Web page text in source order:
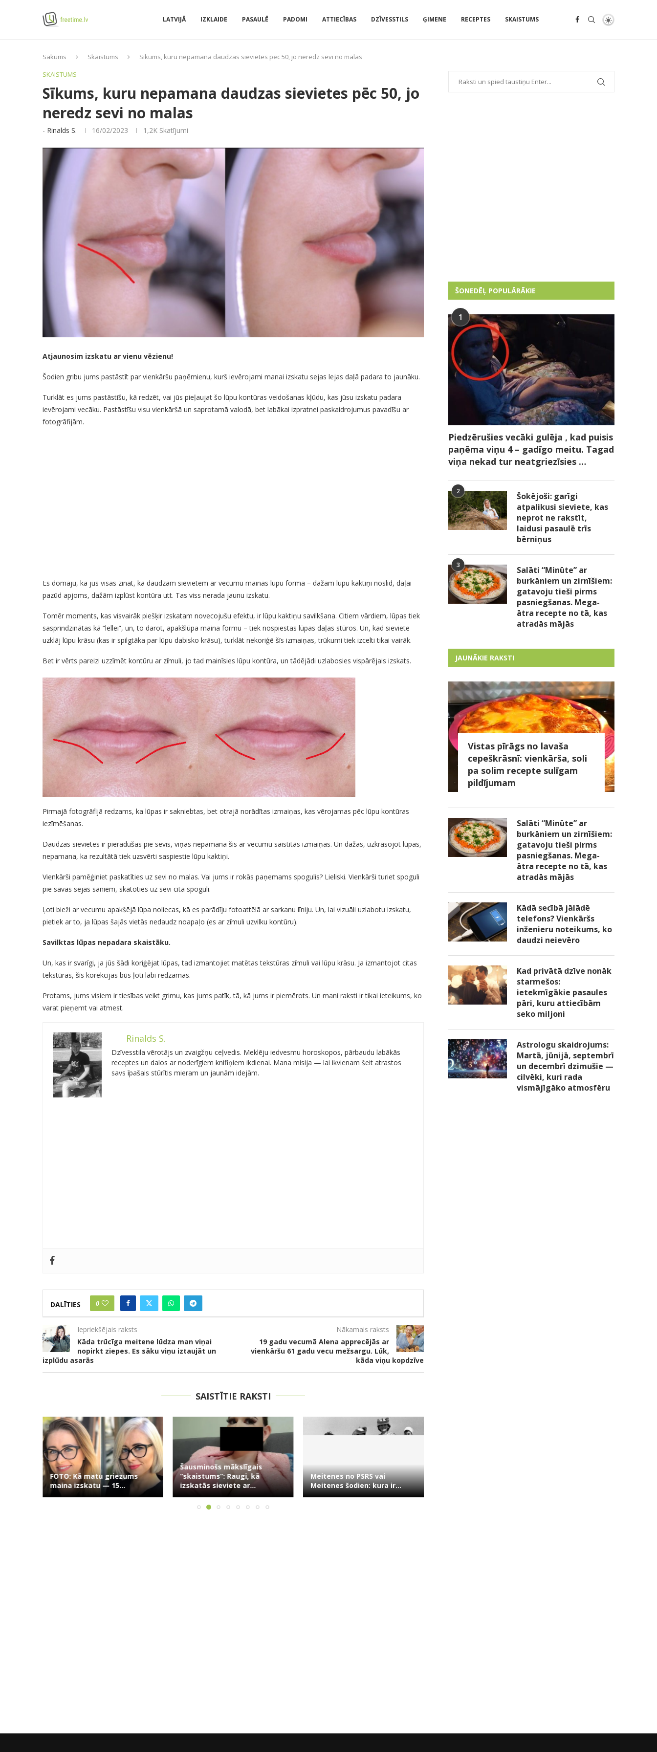
LATVIJĀ IZKLAIDE PASAULĒ PADOMI ATTIECĪBAS DZĪVESSTILS ĢIMENE RECEPTES SKAISTUMS
Sākums Skaistums
Sīkums, kuru nepamana daudzas sievietes pēc 50, jo neredz sevi no malas
SKAISTUMS
Sīkums, kuru nepamana daudzas sievietes pēc 50, jo
neredz sevi no malas
- Rinalds S. 16/02/2023 1,2K Skatījumi
Atjaunosim izskatu ar vienu vēzienu!
Šodien gribu jums pastāstīt par vienkāršu paņēmienu, kurš ievērojami manai izskatu sejas lejas daļā padara to jaunāku.
Turklāt es jums pastāstīšu, kā redzēt, vai jūs pieļaujat šo lūpu kontūras veidošanas kļūdu, kas jūsu izskatu padara
ievērojami vecāku. Pastāstīšu visu vienkāršā un saprotamā valodā, bet labākai izpratnei paskaidrojumus pavadīšu ar
fotogrāfijām.
Es domāju, ka jūs visas zināt, ka daudzām sievietēm ar vecumu mainās lūpu forma – dažām lūpu kaktiņi noslīd, daļai
pazūd apjoms, dažām izplūst kontūra utt. Tas viss nerada jaunu izskatu.
Tomēr moments, kas visvairāk piešķir izskatam novecojušu efektu, ir lūpu kaktiņu savilkšana. Citiem vārdiem, lūpas tiek
sasprindzinātas kā “lellei”, un, to darot, apakšlūpa maina formu – tiek nospiestas lūpas daļas stūros. Un, kad sieviete
uzklāj lūpu krāsu (kas ir spilgtāka par lūpu dabisko krāsu), turklāt nekoriģē šīs izmaiņas, trūkumi tiek izcelti tikai vairāk.
Bet ir vērts pareizi uzzīmēt kontūru ar zīmuli, jo tad mainīsies lūpu kontūra, un tādējādi uzlabosies vispārējais izskats.
Pirmajā fotogrāfijā redzams, ka lūpas ir sakniebtas, bet otrajā norādītas izmaiņas, kas vērojamas pēc lūpu kontūras
iezīmēšanas.
Daudzas sievietes ir pieradušas pie sevis, viņas nepamana šīs ar vecumu saistītās izmaiņas. Un dažas, uzkrāsojot lūpas,
nepamana, ka rezultātā tiek uzsvērti saspiestie lūpu kaktiņi.
Vienkārši pamēģiniet paskatīties uz sevi no malas. Vai jums ir rokās paņemams spogulis? Lieliski. Vienkārši turiet spoguli
pie savas sejas sāniem, skatoties uz sevi citā spogulī.
Ļoti bieži ar vecumu apakšējā lūpa noliecas, kā es parādīju fotoattēlā ar sarkanu līniju. Un, lai vizuāli uzlabotu izskatu,
pietiek ar to, ja lūpas šajās vietās nedaudz noapaļo (es ar zīmuli uzvilku kontūru).
Savilktas lūpas nepadara skaistāku.
Un, kas ir svarīgi, ja jūs šādi koriģējat lūpas, tad izmantojiet matētas tekstūras zīmuli vai lūpu krāsu. Ja izmantojot citas
tekstūras, šīs korekcijas būs ļoti labi redzamas.
Protams, jums visiem ir tiesības veikt grimu, kas jums patīk, tā, kā jums ir piemērots. Un mani raksti ir tikai ieteikums, ko
varat pieņemt vai atmest.
Rinalds S.
Dzīvesstila vērotājs un zvaigžņu ceļvedis. Meklēju iedvesmu horoskopos, pārbaudu labākās
receptes un dalos ar noderīgiem knifiņiem ikdienai. Mana misija — lai ikvienam šeit atrastos
savs īpašais stūrītis mieram un jaunām idejām.
DALĪTIES 0
Iepriekšējais raksts
Kāda trūcīga meitene lūdza man viņai
nopirkt ziepes. Es sāku viņu iztaujāt un
izplūdu asarās
Nākamais raksts
19 gadu vecumā Alena apprecējās ar
vienkāršu 61 gadu vecu mežsargu. Lūk,
kāda viņu kopdzīve
SAISTĪTIE RAKSTI
FOTO: Kā matu griezums
maina izskatu — 15...
Šausminošs mākslīgais
“skaistums”: Raugi, kā
izskatās sieviete ar...
Meitenes no PSRS vai
Meitenes šodien: kura ir...
ŠONEDĒĻ POPULĀRĀKIE
1
Piedzērušies vecāki gulēja , kad puisis
paņēma viņu 4 – gadīgo meitu. Tagad
viņa nekad tur neatgriezīsies …
2
Šokējoši: garīgi
atpalikusi sieviete, kas
neprot ne rakstīt,
laidusi pasaulē trīs
bērniņus
3
Salāti “Minūte” ar
burkāniem un zirnīšiem:
gatavoju tieši pirms
pasniegšanas. Mega-
ātra recepte no tā, kas
atradās mājās
JAUNĀKIE RAKSTI
Vistas pīrāgs no lavaša
cepeškrāsnī: vienkārša, soli
pa solim recepte sulīgam
pildījumam
Salāti “Minūte” ar
burkāniem un zirnīšiem:
gatavoju tieši pirms
pasniegšanas. Mega-
ātra recepte no tā, kas
atradās mājās
Kādā secībā jālādē
telefons? Vienkāršs
inženieru noteikums, ko
daudzi neievēro
Kad privātā dzīve nonāk
starmešos:
ietekmīgākie pasaules
pāri, kuru attiecībām
seko miljoni
Astrologu skaidrojums:
Martā, jūnijā, septembrī
un decembrī dzimušie —
cilvēki, kuri rada
vismājīgāko atmosfēru